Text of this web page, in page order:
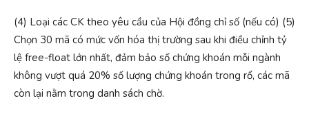
(4) Loại các CK theo yêu cầu của Hội đồng chỉ số (nếu có) (5)
Chọn 30 mã có mức vốn hóa thị trường sau khi điều chỉnh tỷ
lệ free-float lớn nhất, đảm bảo số chứng khoán mỗi ngành
không vượt quá 20% số lượng chứng khoán trong rổ, các mã
còn lại nằm trong danh sách chờ.